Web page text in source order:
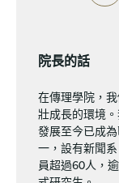
院長的話
在傳理學院，
壯成長的環境
發展至今已成
一，設有新聞
員超過60人，